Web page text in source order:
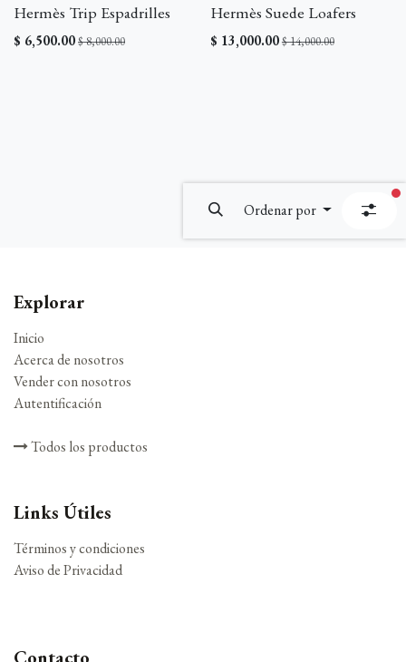
¡REBAJA!
Hermès Trip Espadrilles
$ 6,500.00$8,000.00 ¡REBAJA!
Hermès Suede Loafers
$ 13,000.00$14,000.00
Ordenar por
Explorar
Inicio
Acerca de nosotros
Vender con nosotros
Autentificación
Todos los productos
Links Útiles
Términos y condiciones
Aviso de Privacidad
Contacto